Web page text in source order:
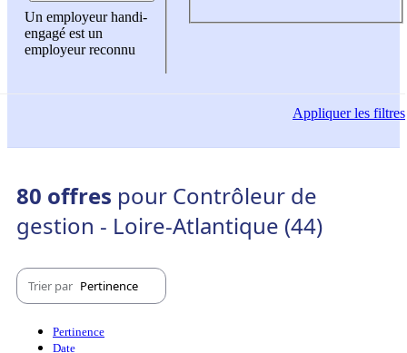
Un employeur handi-
engagé est un
employeur reconnu
Appliquerles filtres
80 offres pour Contrôleur de
gestion - Loire-Atlantique (44)
Trier par Pertinence
Pertinence
Date